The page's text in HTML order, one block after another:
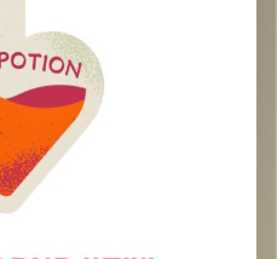
מבפנים, ועל הדרך חזרה לעצמנו.